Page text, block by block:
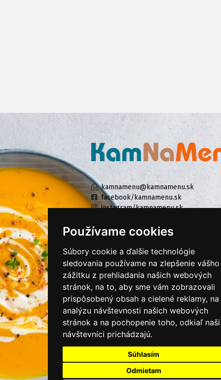
Používame cookies
Súbory cookie a ďalšie technológie
sledovania používame na zlepšenie vášho
zážitku z prehliadania našich webových
stránok, na to, aby sme vám zobrazovali
prispôsobený obsah a cielené reklamy, na
analýzu návštevnosti našich webových
stránok a na pochopenie toho, odkiaľ naši
návštevníci prichádzajú.
Súhlasím
Odmietam
kamnamenu@kamnamenu.sk
facebook/kamnamenu.sk
instagram/kamnamenu.sk
PRIHLÁSIŤ SA DO ZÁKAZNÍCKEJ ZÓNY
Všeobecné obchodné podmienky
Ochrana osobných údajov
Cookies
Moje KamNaMenu
Pridať reštauráciu